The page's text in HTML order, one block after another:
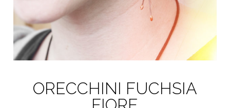
ORECCHINI FUCHSIA